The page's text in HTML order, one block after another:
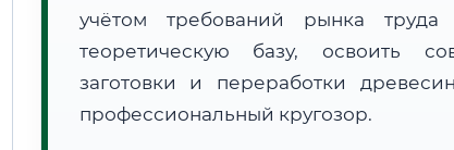
учётом требований рынка
теоретическую базу, освоить
заготовки и переработки
профессиональный кругозор.